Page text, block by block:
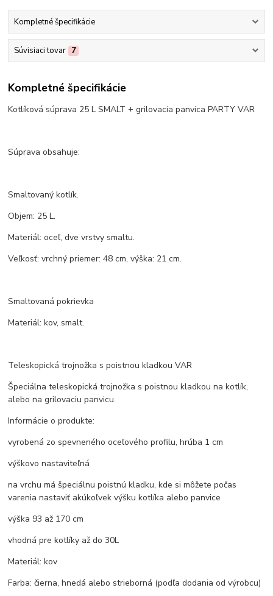
Kompletné špecifikácie
Súvisiaci tovar 7
Kompletné špecifikácie
Kotlíková súprava 25 L SMALT + grilovacia panvica PARTY VAR
Súprava obsahuje:
Smaltovaný kotlík.
Objem: 25 L.
Materiál: oceľ, dve vrstvy smaltu.
Veľkosť: vrchný priemer: 48 cm, výška: 21 cm.
Smaltovaná pokrievka
Materiál: kov, smalt.
Teleskopická trojnožka s poistnou kladkou VAR
Špeciálna teleskopická trojnožka s poistnou kladkou na kotlík,
alebo na grilovaciu panvicu.
Informácie o produkte:
vyrobená zo spevneného oceľového profilu, hrúba 1 cm
výškovo nastaviteľná
na vrchu má špeciálnu poistnú kladku, kde si môžete počas
varenia nastaviť akúkoľvek výšku kotlíka alebo panvice
výška 93 až 170 cm
vhodná pre kotlíky až do 30L
Materiál: kov
Farba: čierna, hnedá alebo strieborná (podľa dodania od výrobcu)